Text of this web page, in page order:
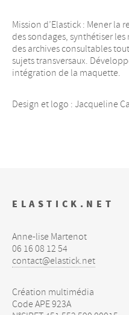
Mission d’Elastick : Mener la
des sondages, synthétiser
des archives consultables
sujets transversaux.
intégration de la maquette.
Design et logo : Jacqueline
ELASTICK.NET
Anne-lise Martenot
06 16 08 12 54
contact@elastick.net
Création multimédia
Code APE923A